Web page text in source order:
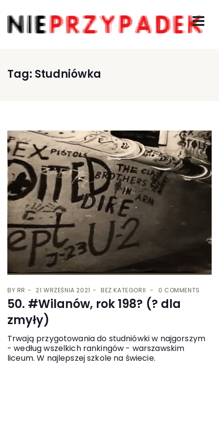
Tag: Studniówka
BY RR 21 WRZEŚNIA 2021 BEZ KATEGORII 0 COMMENTS
50. #Wilanów, rok 198? (? dla
zmyły)
Trwają przygotowania do studniówki w najgorszym
- według wszelkich rankingów - warszawskim
liceum. W najlepszej szkole na świecie.